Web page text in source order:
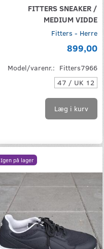
FITTERS SNEAKER /
MEDIUM VIDDE
Fitters - Herre
899,00
Model/varenr.: Fitters7966
47 / UK 12
Læg i kurv
Igen på lager